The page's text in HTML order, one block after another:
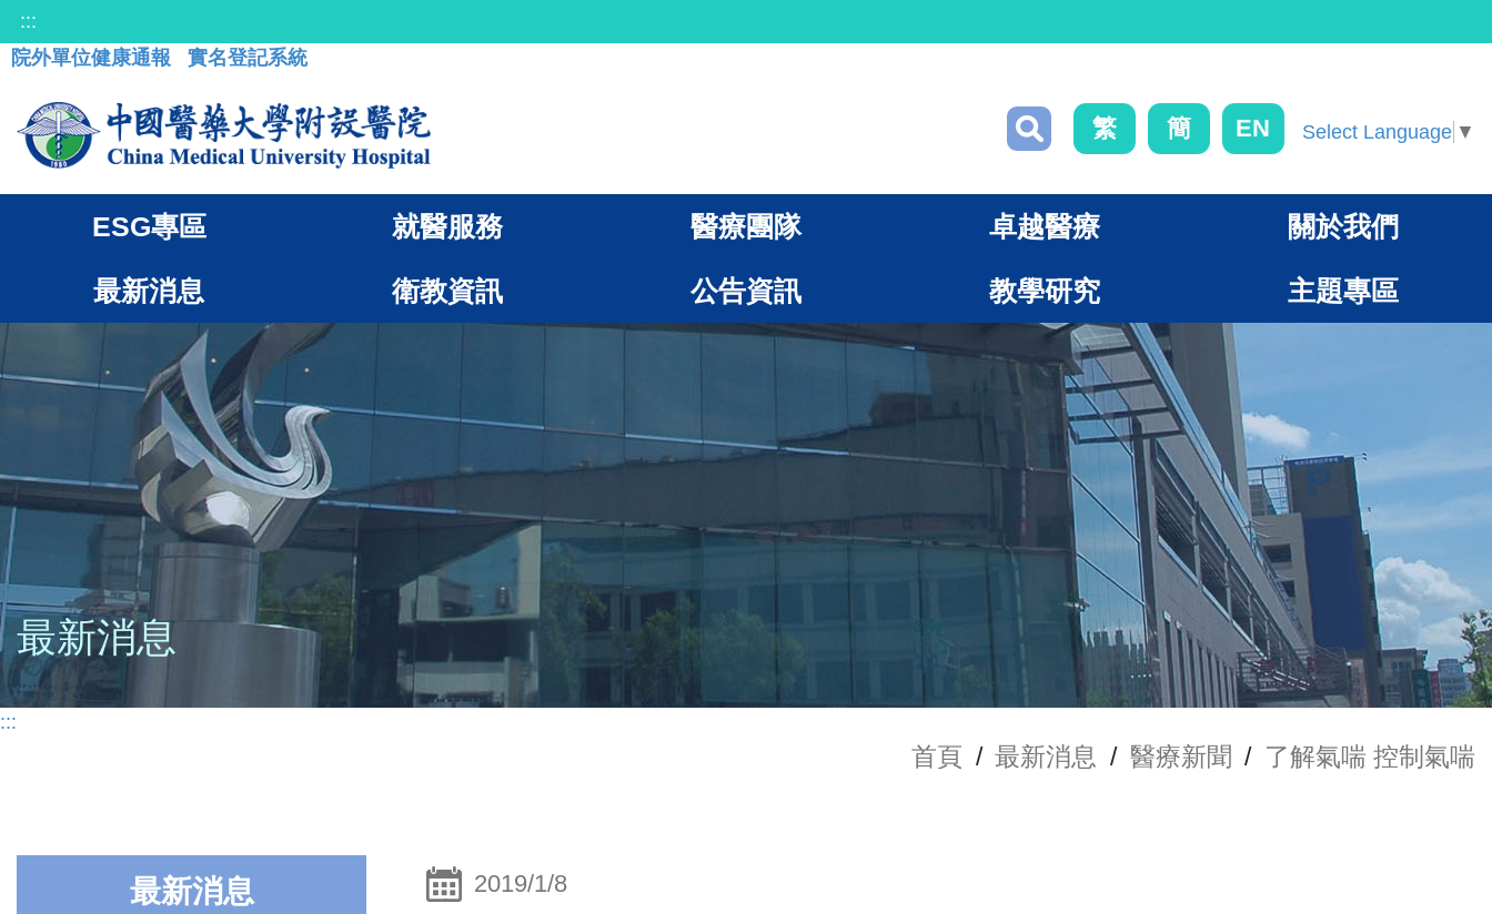
:::
院外單位健康通報
實名登記系統
繁 簡 EN Select Language ▼
ESG專區 就醫服務 醫療團隊 卓越醫療 關於我們
最新消息 衛教資訊 公告資訊 教學研究 主題專區
最新消息
:::
首頁 / 最新消息 / 醫療新聞 / 了解氣喘 控制氣喘
最新消息 2019/1/8